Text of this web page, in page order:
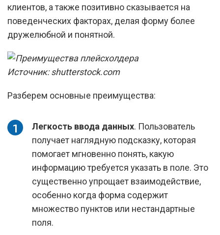
клиентов, а также позитивно сказывается на
поведенческих факторах, делая форму более
дружелюбной и понятной.
Источник: shutterstock.com
Разберем основные преимущества:
Легкость ввода данных. Пользователь
получает наглядную подсказку, которая
помогает мгновенно понять, какую
информацию требуется указать в поле. Это
существенно упрощает взаимодействие,
особенно когда форма содержит
множество пунктов или нестандартные
поля.